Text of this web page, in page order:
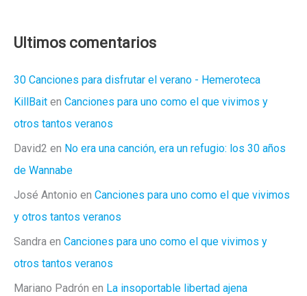
Ultimos comentarios
30 Canciones para disfrutar el verano - Hemeroteca
KillBait en Canciones para uno como el que vivimos y
otros tantos veranos
David2 en No era una canción, era un refugio: los 30 años
de Wannabe
José Antonio en Canciones para uno como el que vivimos
y otros tantos veranos
Sandra en Canciones para uno como el que vivimos y
otros tantos veranos
Mariano Padrón en La insoportable libertad ajena